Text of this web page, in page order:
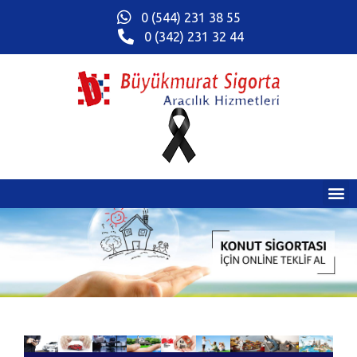
0 (544) 231 38 55
0 (342) 231 32 44